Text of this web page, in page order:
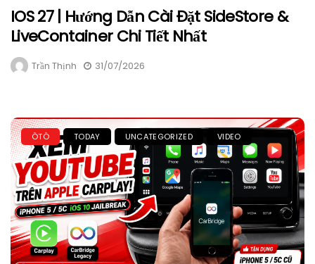
IOS 27 | Hướng Dẫn Cài Đặt SideStore &
LiveContainer Chi Tiết Nhất
Trần Thịnh 31/07/2026
ÔTÔ TODAY UNCATEGORIZED VIDEO